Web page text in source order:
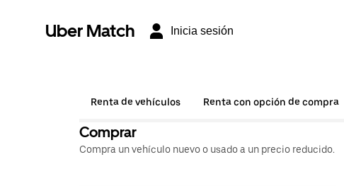
Uber Match Inicia sesión
Renta de vehículos Renta con opción de compra
Comprar
Compra un vehículo nuevo o usado a un precio reducido.